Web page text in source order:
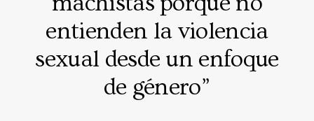
entienden la violencia
sexual desde un enfoque
de género”